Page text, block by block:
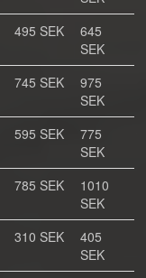
495 SEK
645
SEK
745 SEK
975
SEK
595 SEK
775
SEK
785 SEK
1010
SEK
310 SEK
405
SEK